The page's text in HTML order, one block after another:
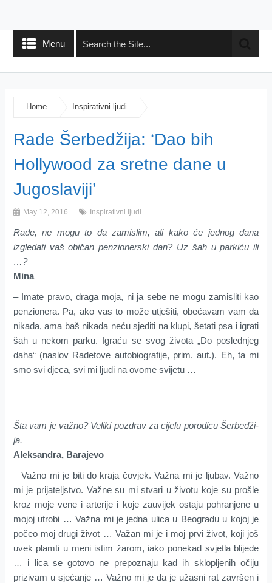
Menu
Home Inspirativni ljudi
Rade Šerbedžija: ‘Dao bih
Hollywood za sretne dane u
Jugoslaviji’
May 12, 2016 Inspirativni ljudi
Rade, ne mogu to da zamislim, ali kako će jednog dana
izgledati vaš običan penzionerski dan? Uz šah u parkiću ili
…?
Mina
– Imate pravo, draga moja, ni ja sebe ne mogu zamisliti kao
penzionera. Pa, ako vas to može utješiti, obećavam vam da
nikada, ama baš nikada neću sjediti na klupi, šetati psa i igrati
šah u nekom parku. Igraću se svog života „Do poslednjeg
daha“ (naslov Radetove autobiografije, prim. aut.). Eh, ta mi
smo svi djeca, svi mi ljudi na ovome svijetu …
Šta vam je važno? Veli­ki po­zdrav za cijelu porodicu Šerbe­dži­
ja.
Aleksandra, Barajevo
– Važno mi je biti do kraja čovjek. Važna mi je ljubav. Važno
mi je prijateljstvo. Važne su mi stvari u životu koje su prošle
kroz moje vene i arterije i koje zauvijek ostaju pohranjene u
mojoj utrobi … Važna mi je jedna ulica u Beogradu u kojoj je
počeo moj drugi život … Važan mi je i moj prvi život, koji još
uvek plamti u meni istim žarom, iako ponekad svjetla blijede
… i lica se gotovo ne prepoznaju kad ih sklopljenih očiju
prizivam u sjećanje … Važno mi je da je užasni rat završen i